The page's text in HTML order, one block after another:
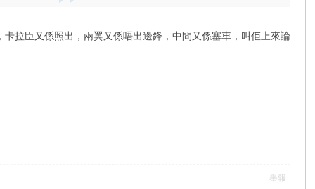
拉臣又係照出，兩翼又係唔出邊鋒，中間又係塞車，叫佢上來論
舉報